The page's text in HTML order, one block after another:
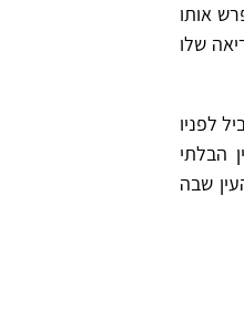
אותו
שלו
לפניו
הבלתי
שבה